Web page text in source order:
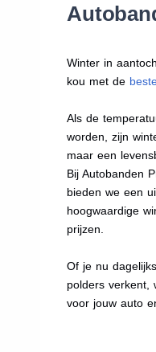
Winter in
kou met de
Als de
worden, zijn
maar een
Bij Autobanden
bieden we een
hoogwaardige
prijzen.
Of je nu
polders verkent,
voor jouw auto